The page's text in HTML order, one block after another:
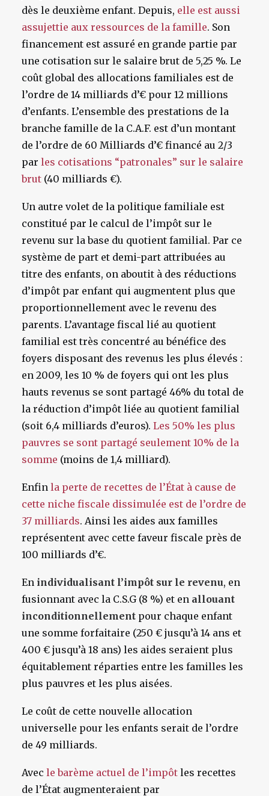
dès le deuxième enfant. Depuis, elle est aussi
assujettie aux ressources de la famille. Son
financement est assuré en grande partie par
une cotisation sur le salaire brut de 5,25 %. Le
coût global des allocations familiales est de
l’ordre de 14 milliards d’€ pour 12 millions
d’enfants. L’ensemble des prestations de la
branche famille de la C.A.F. est d’un montant
de l’ordre de 60 Milliards d’€ financé au 2/3
par les cotisations “patronales” sur le salaire
brut (40 milliards €).
Un autre volet de la politique familiale est
constitué par le calcul de l’impôt sur le
revenu sur la base du quotient familial. Par ce
système de part et demi-part attribuées au
titre des enfants, on aboutit à des réductions
d’impôt par enfant qui augmentent plus que
proportionnellement avec le revenu des
parents. L’avantage fiscal lié au quotient
familial est très concentré au bénéfice des
foyers disposant des revenus les plus élevés :
en 2009, les 10 % de foyers qui ont les plus
hauts revenus se sont partagé 46% du total de
la réduction d’impôt liée au quotient familial
(soit 6,4 milliards d’euros). Les 50% les plus
pauvres se sont partagé seulement 10% de la
somme (moins de 1,4 milliard).
Enfin la perte de recettes de l’État à cause de
cette niche fiscale dissimulée est de l’ordre de
37 milliards. Ainsi les aides aux familles
représentent avec cette faveur fiscale près de
100 milliards d’€.
En individualisant l’impôt sur le revenu, en
fusionnant avec la C.S.G (8 %) et en allouant
inconditionnellement pour chaque enfant
une somme forfaitaire (250 € jusqu’à 14 ans et
400 € jusqu’à 18 ans) les aides seraient plus
équitablement réparties entre les familles les
plus pauvres et les plus aisées.
Le coût de cette nouvelle allocation
universelle pour les enfants serait de l’ordre
de 49 milliards.
Avec le barème actuel de l’impôt les recettes
de l’État augmenteraient par